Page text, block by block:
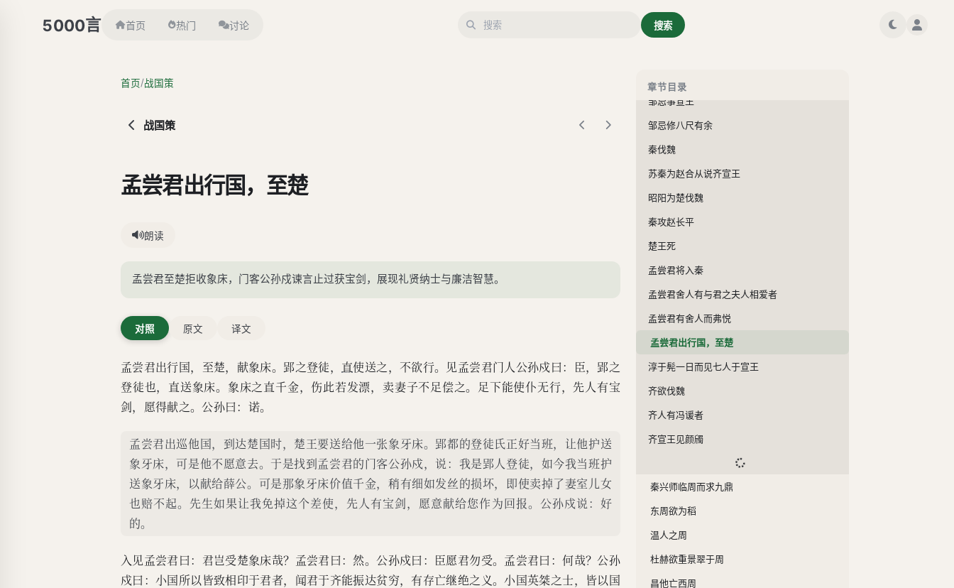
5000言 首页 热门 讨论 搜索
首页/战国策
战国策
孟尝君出行国，至楚
朗读
孟尝君至楚拒收象床，门客公孙戍谏言止过获宝剑，展现礼贤纳士与廉洁智慧。
对照 原文 译文
孟尝君出行国，至楚，献象床。郢之登徒， 直使送之，不欲行。见孟尝君门人公孙戍曰：臣，郢之
登徒也，直送象床。象床之直千金，伤此若发漂，卖妻子不足偿之。足下能使仆无行，先人有宝
剑，愿得献之。公孙曰：诺。
孟尝君出巡他国，到达楚国时，楚王要送给他一张象牙床。郢都的登徒氏正好当班，让他护送
象牙床，可是他不愿意去。于是找到孟尝君的门客公孙戍，说：我是郢人登徒，如今我当班护
送象牙床，以献给薛公。可是那象牙床价值千金，稍有细如发丝的损坏，即使卖掉了妻室儿女
也赔不起。先生如果让我免掉这个差使，先人有宝剑，愿意献给您作为回报。公孙戍说：好
的。
入见孟尝君曰：君岂受楚象床哉？孟尝君曰：然。公孙戍曰：臣愿君勿受。孟尝君曰：何哉？公孙
戍曰：小国所以皆致相印于君者，闻君于齐能振达贫穷，有存亡继绝之义。小国英桀之士，皆以国
章节目录
四国为一，将以攻秦
邹忌事宣王
邹忌修八尺有余
秦伐魏
苏秦为赵合从说齐宣王
昭阳为楚伐魏
秦攻赵长平
楚王死
孟尝君将入秦
孟尝君舍人有与君之夫人相爱者
孟尝君有舍人而弗悦
孟尝君出行国，至楚
淳于髡一日而见七人于宣王
齐欲伐魏
齐人有冯谖者
齐宣王见颜斶
秦兴师临周而求九鼎
东周欲为稻
温人之周
杜赫欲重景翠于周
昌他亡西周